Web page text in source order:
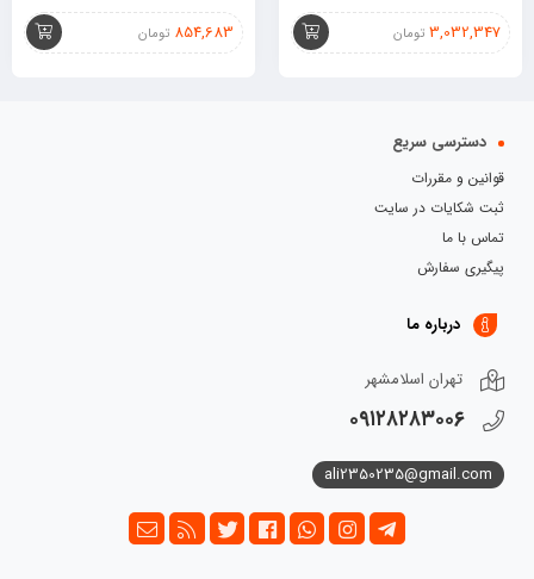
3,032,347 تومان 854,683 تومان
دسترسی سریع
قوانین و مقررات
ثبت شکایات در سایت
تماس با ما
پیگیری سفارش
درباره ما
تهران اسلامشهر
۰۹۱۲۸۲۸۳۰۰۶
ali2350235@gmail.com